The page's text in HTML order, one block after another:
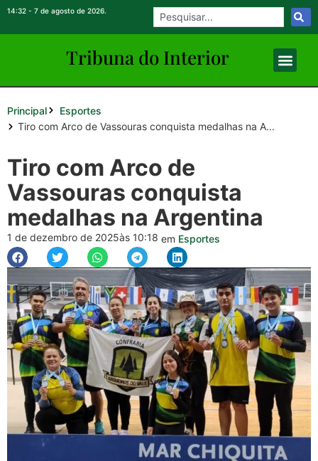
14:32 - 7 de agosto de 2026.
Tribuna do Interior
Principal
Esportes
Tiro com Arco de Vassouras conquista medalhas na A...
Tiro com Arco de
Vassouras conquista
medalhas na Argentina
1 de dezembro de 2025às 10:18 em Esportes